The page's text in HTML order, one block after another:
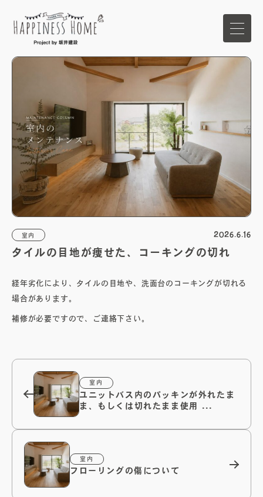
イベント
家づくりの想い
ハピネスホームの強み
施工事例
オーナーズボイス
メンテナンスコラム
会社案内
お問い合わせ
室内 2026.6.16
タイルの目地が痩せた、コーキングの切れ
経年劣化により、タイルの目地や、洗面台のコーキングが切れる
場合があります。
​補修が必要ですので、ご連絡下さい。
室内
ユニットバス内のパッキンが外れたま
ま、もしくは切れたまま使用 ...
室内
フローリングの傷について